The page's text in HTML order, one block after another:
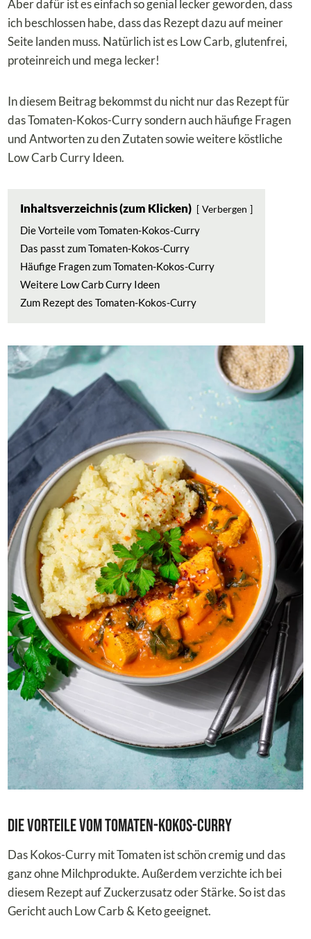
Aber dafür ist es einfach so genial lecker geworden, dass
ich beschlossen habe, dass das Rezept dazu auf meiner
Seite landen muss. Natürlich ist es Low Carb, glutenfrei,
proteinreich und mega lecker!
In diesem Beitrag bekommst du nicht nur das Rezept für
das Tomaten-Kokos-Curry sondern auch häufige Fragen
und Antworten zu den Zutaten sowie weitere köstliche
Low Carb Curry Ideen.
Inhaltsverzeichnis (zum Klicken) Verbergen
Die Vorteile vom Tomaten-Kokos-Curry
Das passt zum Tomaten-Kokos-Curry
Häufige Fragen zum Tomaten-Kokos-Curry
Weitere Low Carb Curry Ideen
Zum Rezept des Tomaten-Kokos-Curry
Die Vorteile vom Tomaten-Kokos-Curry
Das Kokos-Curry mit Tomaten ist schön cremig und das
ganz ohne Milchprodukte. Außerdem verzichte ich bei
diesem Rezept auf Zuckerzusatz oder Stärke. So ist das
Gericht auch Low Carb & Keto geeignet.